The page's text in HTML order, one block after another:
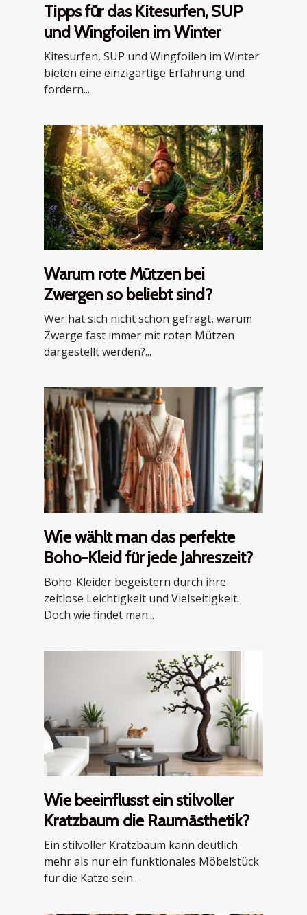
Tipps für das Kitesurfen, SUP
und Wingfoilen im Winter
Kitesurfen, SUP und Wingfoilen im Winter
bieten eine einzigartige Erfahrung und
fordern...
Warum rote Mützen bei
Zwergen so beliebt sind?
Wer hat sich nicht schon gefragt, warum
Zwerge fast immer mit roten Mützen
dargestellt werden?...
Wie wählt man das perfekte
Boho-Kleid für jede Jahreszeit?
Boho-Kleider begeistern durch ihre
zeitlose Leichtigkeit und Vielseitigkeit.
Doch wie findet man...
Wie beeinflusst ein stilvoller
Kratzbaum die Raumästhetik?
Ein stilvoller Kratzbaum kann deutlich
mehr als nur ein funktionales Möbelstück
für die Katze sein...